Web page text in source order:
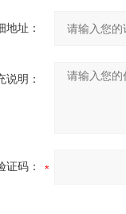
地址：
说明：
证码：